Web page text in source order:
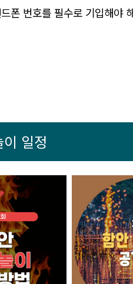
폰 번호를 필수로 기입해야
일정